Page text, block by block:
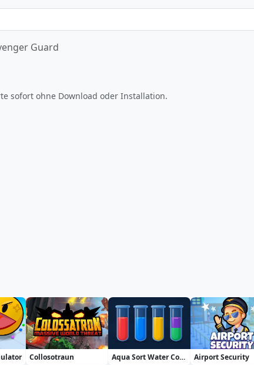
Guard
Jetzt spielen
sofort ohne Download oder Installation.
Collosotraun Aqua Sort Water Color Puzzle Airport Security